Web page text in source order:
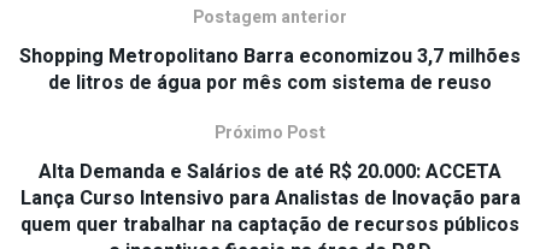
Postagem anterior
Shopping Metropolitano Barra economizou 3,7 milhões
de litros de água por mês com sistema de reuso
Próximo Post
Alta Demanda e Salários de até R$ 20.000: ACCETA
Lança Curso Intensivo para Analistas de Inovação para
quem quer trabalhar na captação de recursos públicos